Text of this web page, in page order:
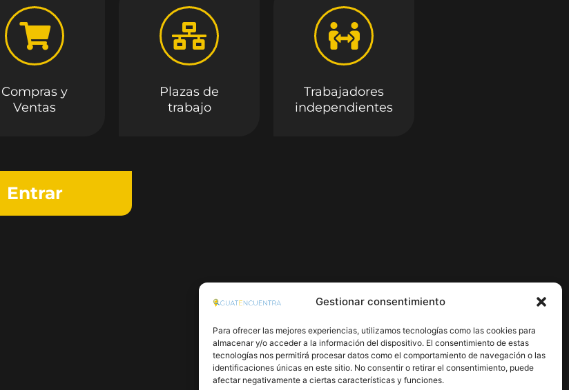
Gestionar consentimiento
Para ofrecer las mejores experiencias, utilizamos tecnologías como las cookies para
almacenar y/o acceder a la información del dispositivo. El consentimiento de estas
tecnologías nos permitirá procesar datos como el comportamiento de navegación o las
identificaciones únicas en este sitio. No consentir o retirar el consentimiento, puede
afectar negativamente a ciertas características y funciones.
Compras y
Ventas
Plazas de
trabajo
Trabajadores
independientes
Entrar